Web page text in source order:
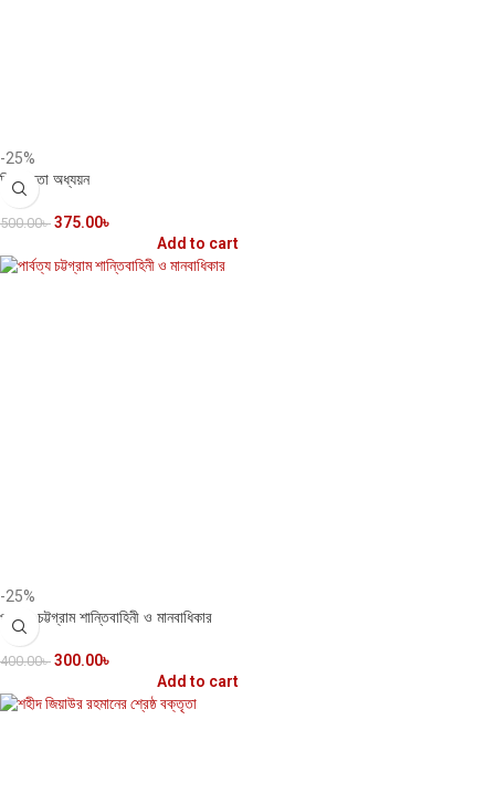
-25%
নিরাপত্তা অধ্যয়ন
500.00৳ 375.00৳
Add to cart
-25%
পার্বত্য চট্টগ্রাম শান্তিবাহিনী ও মানবাধিকার
400.00৳ 300.00৳
Add to cart